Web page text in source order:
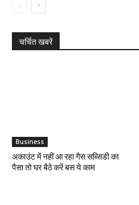
चर्चित खबरें
Business
अकाउंट में नहीं आ रहा गैस सब्सिडी का
पैसा तो घर बैठे करें बस ये काम